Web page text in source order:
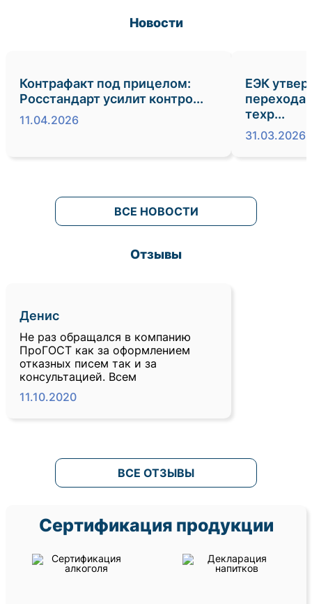
Новости
Контрафакт под прицелом:
Росстандарт усилит контро...
11.04.2026
ЕЭК
перехода
техр...
31.03.2026
ВСЕ НОВОСТИ
Отзывы
Денис
Не раз обращался в компанию
ПроГОСТ как за оформлением
отказных писем так и за
консультацией. Всем
11.10.2020
ВСЕ ОТЗЫВЫ
Сертификация продукции